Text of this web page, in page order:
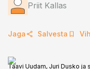
Priit Kallas
Jaga Salvesta
Taavi Uudam, Juri Dusko ja